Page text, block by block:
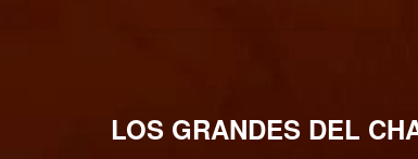
LOS GRANDES DEL